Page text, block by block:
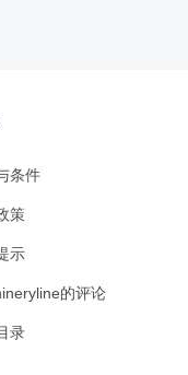
条件
策
示
的评论
录